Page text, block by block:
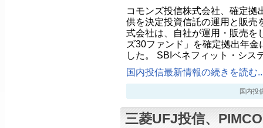
コモンズ投信株式会社、確定拠
供を決定投資信託の運用と販売
式会社は、自社が運用・販売を
ズ30ファンド」を確定拠出年
した。 SBIベネフィット・シス
国内投信最新情報の続きを読む
国内投
三菱UFJ投信、